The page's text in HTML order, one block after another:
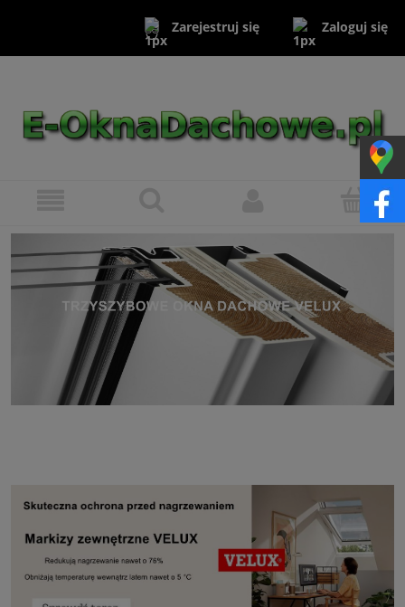
Zarejestruj się Zaloguj się